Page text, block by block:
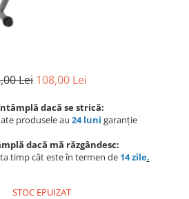
Lei 108,00 Lei
dacă se strică:
produsele au 24 luni garanție
dacă mă răzgândesc:
timp cât este în termen de 14 zile.
STOC EPUIZAT